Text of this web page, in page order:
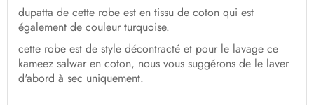
dupatta de cette robe est en tissu de coton qui est
également de couleur turquoise.
cette robe est de style décontracté et pour le lavage ce
kameez salwar en coton, nous vous suggérons de le laver
d'abord à sec uniquement.